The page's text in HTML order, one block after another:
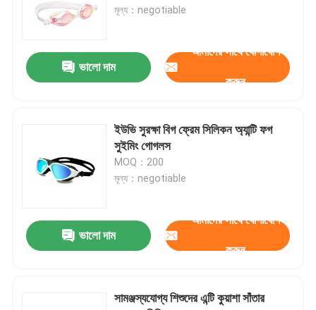
জলরোধী সুইম ক্যাপ
সামরিক কৌশলগত গগলস
Polarized ক্রীড়া সানগ্লাস
মূল্য：negotiable
ভালো দাম
আমাদের সাথে যোগাযোগ
করুন
ইউভি সুরক্ষা বিগ ফ্রেম সিলিকন অ্যান্টি ফগ
সুইমিং গোগলস
MOQ：200
মূল্য：negotiable
ভালো দাম
আমাদের সাথে যোগাযোগ
করুন
সামঞ্জস্যযোগ্য শিশুদের এন্টি কুয়াশা সাঁতার